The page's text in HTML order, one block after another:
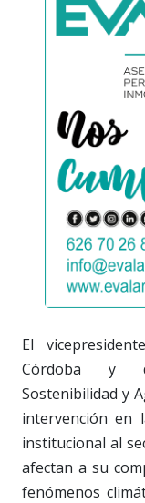
El
Córdoba y
Sostenibilidad y
intervención en
institucional al
afectan a su
fenómenos